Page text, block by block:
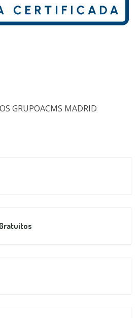
GRUPOACMS MADRID